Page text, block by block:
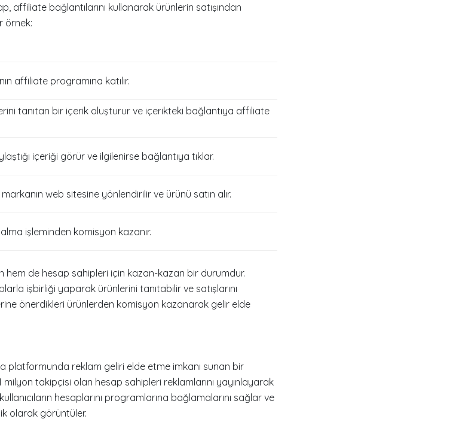
affiliate bağlantılarını kullanarak ürünlerin satışından
örnek:
affiliate programına katılır.
tanıtan bir içerik oluşturur ve içerikteki bağlantıya affiliate
içeriği görür ve ilgilenirse bağlantıya tıklar.
web sitesine yönlendirilir ve ürünü satın alır.
işleminden komisyon kazanır.
de hesap sahipleri için kazan-kazan bir durumdur.
işbirliği yaparak ürünlerini tanıtabilir ve satışlarını
önerdikleri ürünlerden komisyon kazanarak gelir elde
platformunda reklam geliri elde etme imkanı sunan bir
milyon takipçisi olan hesap sahipleri reklamlarını yayınlayarak
hesaplarını programlarına bağlamalarını sağlar ve
olarak görüntüler.